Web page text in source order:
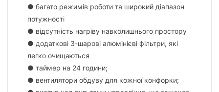
● багато режимів роботи та широкий діапазон
потужності
● відсутність нагріву навколишнього простору
● додаткові 3-шарові алюмінієві фільтри, які
легко очищаються
● таймер на 24 години;
● вентилятори обдуву для кожної конфорки;